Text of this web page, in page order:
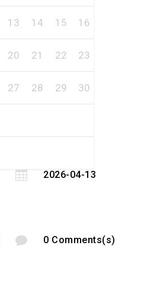
13 14 15 16
20 21 22 23
27 28 29 30
 2026-04-13
 0 Comments(s)